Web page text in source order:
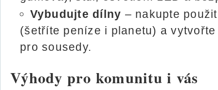
Vybudujte dílny – nakupte
(šetříte peníze i planetu) a
pro sousedy.
Výhody pro komunitu i vás